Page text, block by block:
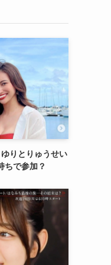
りとりゅうせい
ちで参加？